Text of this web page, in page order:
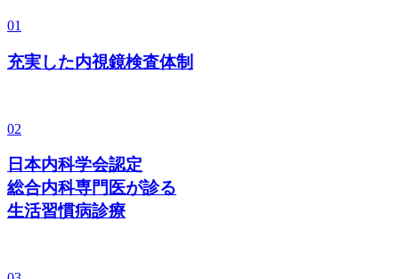
01
充実した内視鏡検査体制
02
日本内科学会認定
総合内科専門医が診る
生活習慣病診療